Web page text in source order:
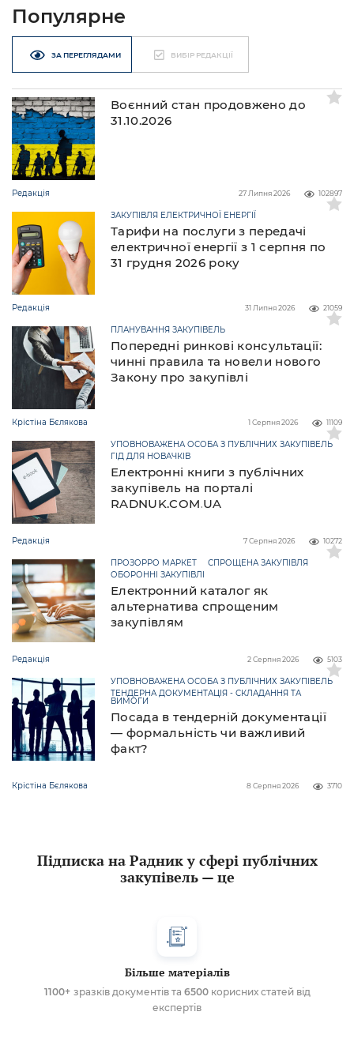
Популярне
ЗА ПЕРЕГЛЯДАМИ ВИБІР РЕДАКЦІЇ
Воєнний стан продовжено до
31.10.2026
Редакція 102897
27 Липня 2026
Тарифи на послуги з передачі
електричної енергії з 1 серпня по
31 грудня 2026 року
ЗАКУПІВЛЯ ЕЛЕКТРИЧНОЇ ЕНЕРГІЇ
Редакція 21059
31 Липня 2026
Попередні ринкові консультації:
чинні правила та новели нового
Закону про закупівлі
ПЛАНУВАННЯ ЗАКУПІВЕЛЬ
Крістіна Бєлякова 11109
1 Серпня 2026
Електронні книги з публічних
закупівель на порталі
RADNUK.COM.UA
УПОВНОВАЖЕНА ОСОБА З ПУБЛІЧНИХ ЗАКУПІВЕЛЬ
ГІД ДЛЯ НОВАЧКІВ
Редакція 10272
7 Серпня 2026
Електронний каталог як
альтернатива спрощеним
закупівлям
ПРОЗОРРО МАРКЕТ
СПРОЩЕНА ЗАКУПІВЛЯ
ОБОРОННІ ЗАКУПІВЛІ
Редакція 5103
2 Серпня 2026
Посада в тендерній документації
— формальність чи важливий
факт?
УПОВНОВАЖЕНА ОСОБА З ПУБЛІЧНИХ ЗАКУПІВЕЛЬ
ТЕНДЕРНА ДОКУМЕНТАЦІЯ - СКЛАДАННЯ ТА
ВИМОГИ
Крістіна Бєлякова 3710
8 Серпня 2026
Підписка на Радник у сфері публічних
закупівель — це
Більше матеріалів
1100+ зразків документів та 6500корисних статей від
експертів